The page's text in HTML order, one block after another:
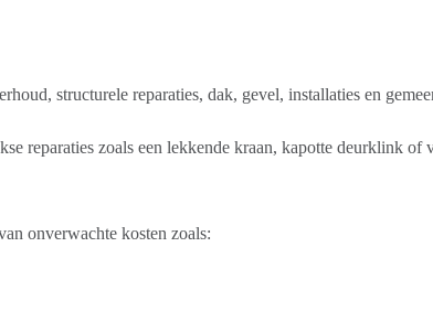
structurele reparaties, dak, gevel, installaties en
reparaties zoals een lekkende kraan, kapotte deurklink of
onverwachte kosten zoals: